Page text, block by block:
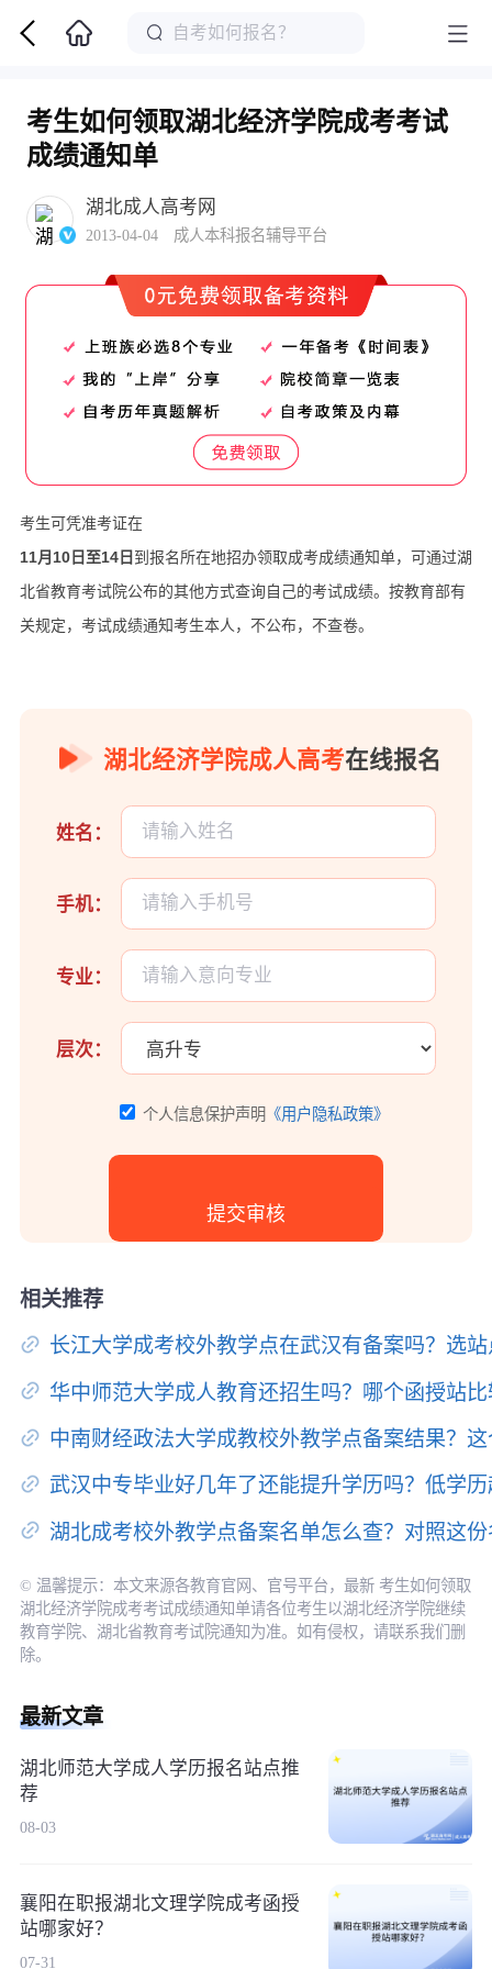
考生如何领取湖北经济学院成考考试
成绩通知单
湖北成人高考网
2013-04-04 成人本科报名辅导平台
考生可凭准考证在
11月10日至14日 到报名所在地招办领取成考成绩通知单，可通过湖
北省教育考试院公布的其他方式查询自己的考试成绩。按教育部有
关规定，考试成绩通知考生本人，不公布，不查卷。
湖北经济学院成人高考在线报名
姓名：
手机：
专业：
层次：
个人信息保护声明 《用户隐私政策》
相关推荐
长江大学成考校外教学点在武汉有备案吗？选
华中师范大学成人教育还招生吗？哪个函授站
中南财经政法大学成教校外教学点备案结果？
武汉中专毕业好几年了还能提升学历吗？低学
湖北成考校外教学点备案名单怎么查？对照这
© 温馨提示：本文来源各教育官网、官号平台，最新 考生如何领取
湖北经济学院成考考试成绩通知单请各位考生以湖北经济学院继续
教育学院、湖北省教育考试院通知为准。如有侵权，请联系我们删
除。
最新文章
湖北师范大学成人学历报名站点推
荐
08-03
襄阳在职报湖北文理学院成考函授
站哪家好？
07-31